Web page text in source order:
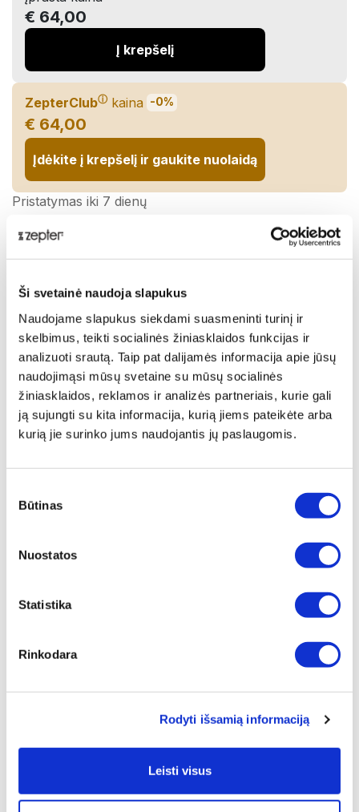
Ši svetainė naudoja slapukus
Naudojame slapukus siekdami suasmeninti turinį ir
skelbimus, teikti socialinės žiniasklaidos funkcijas ir
analizuoti srautą. Taip pat dalijamės informacija apie jūsų
naudojimąsi mūsų svetaine su mūsų socialinės
žiniasklaidos, reklamos ir analizės partneriais, kurie gali
ją sujungti su kita informacija, kurią jiems pateikėte arba
kurią jie surinko jums naudojantis jų paslaugomis.
pasirinkimas
Būtinas
Nuostatos
Statistika
Rinkodara
Rodyti išsamią informaciją
Leisti visus
€ 64,00
Į krepšelį
ZepterClubⓘ kaina -0%
€ 64,00
Įdėkite į krepšelį ir gaukite nuolaidą
Pristatymas iki 7 dienų
Pasidalinti:
Aprašymas
„Zepter Combi" dubenėliai puikiai tinka paruošti,
patiekti ir saugoti maistą. Jie tiekiami su puikiai
priglundančiu patogiu plastikiniu dangteliu. Galima
naudoti norint sukurti kitą maisto gaminimo lygį, kai
dubenėliai naudojami kaip „Smart Multisystem“ dalis,
taip pat padidinti atitinkamo skersmens puodo tūrį.
Pagaminti iš „Zepter Superior“ metalo 316L.
Pristatymas
Gilus daugiafunkcis dubenėlis vienodai naudingas
„Zepter“ inovacija:
padidinti puodo tūrį
Maisto gaminimas „Smart Multisystem“ sistemoje
aukštais)
Techniniai duomenys